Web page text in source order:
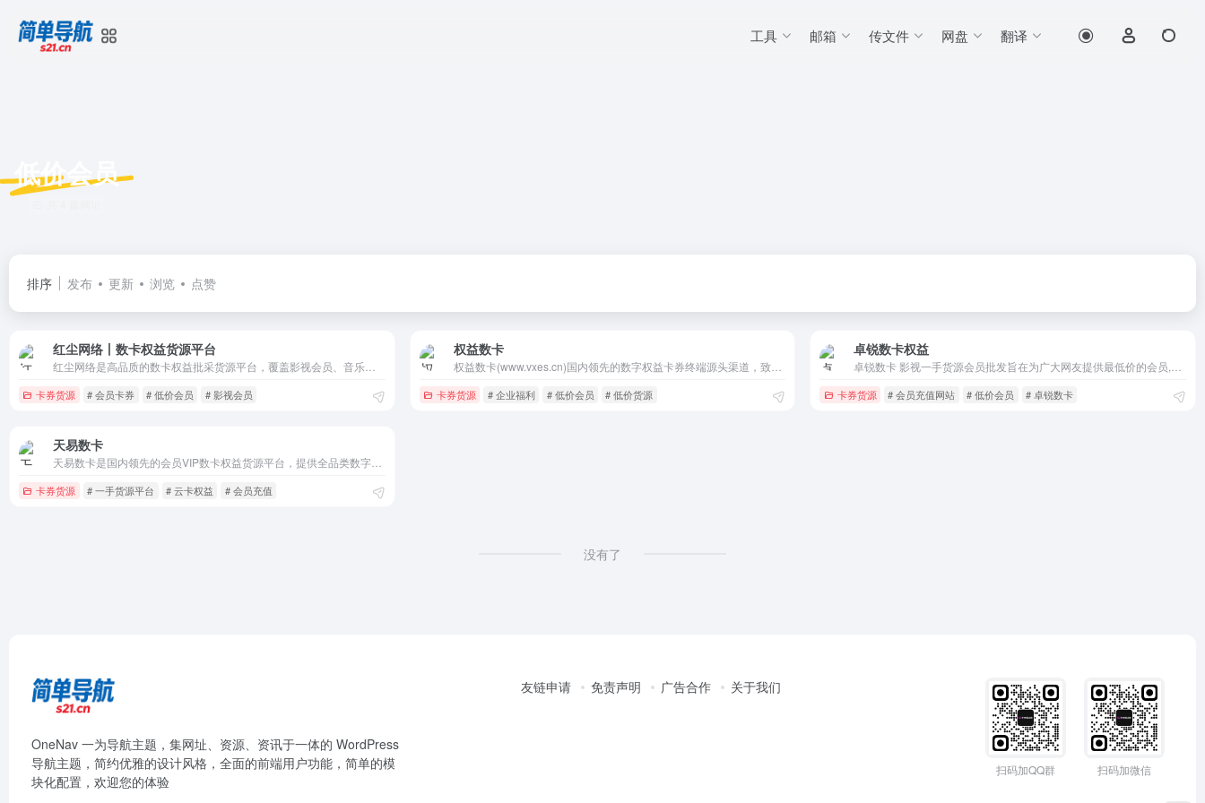
工具 邮箱 传文件 网盘 翻译
低价会员
排序 发布 更新 浏览 点赞
红尘网络丨数卡权益货源平台
卡券货源 # 会员卡券 # 低价会员 # 影视会员
权益数卡
权益数卡(www.vxes.cn)国内领先的数字权益卡券终端源头渠道，致力于为个人和企业以及电商提供数字权益产品，覆盖餐饮代下、视频影音会员、美食餐饮优惠券、视频音频会员、知识服务、网盘加速、餐饮美食、电影票券、商超卡券、话费油卡等产品，免费提供API对接，以强大、可靠的技术实力为依托，遵循公平开放
卡券货源 # 企业福利 # 低价会员 # 低价货源
卓锐数卡权益
卡券货源 # 会员充值网站 # 低价会员 # 卓锐数卡
天易数卡
卡券货源 # 一手货源平台 # 云卡权益 # 会员充值
没有了
OneNav 一为导航主题，集网址、资源、资讯于一体的 WordPress
导航主题，简约优雅的设计风格，全面的前端用户功能，简单的模
块化配置，欢迎您的体验
友链申请 免责声明 广告合作 关于我们
扫码加QQ群 扫码加微信